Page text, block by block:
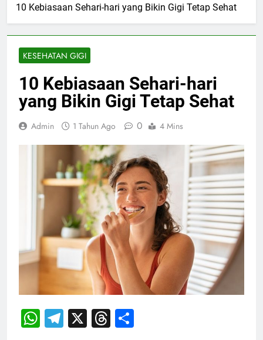
10 Kebiasaan Sehari-hari yang Bikin Gigi Tetap Sehat
KESEHATAN GIGI
10 Kebiasaan Sehari-hari
yang Bikin Gigi Tetap Sehat
Admin 1 Tahun Ago 0 4 Mins
WhatsApp
Telegram
X Threads